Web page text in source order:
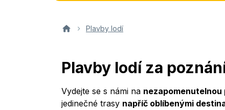
Plavby lodí
Plavby lodí za
Vydejte se s námi na nezapomenutelnou
jedinečné trasy napříč oblíbenými